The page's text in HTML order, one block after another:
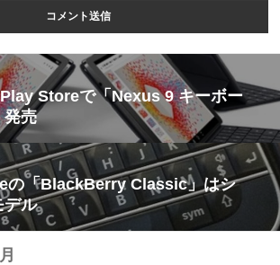
Storeで「Nexus 9 キーボー
発売
の「BlackBerry Classic」はシ
デル